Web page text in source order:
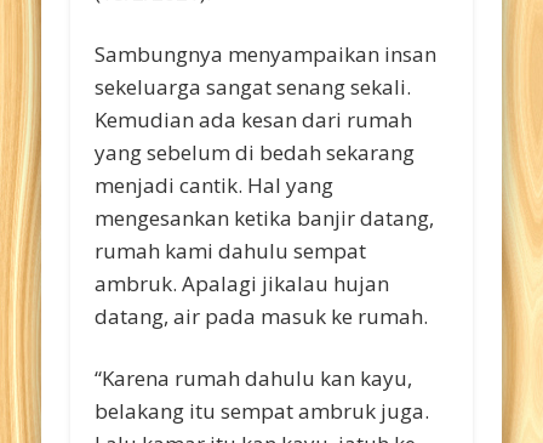
Sambungnya menyampaikan insan
sekeluarga sangat senang sekali.
Kemudian ada kesan dari rumah
yang sebelum di bedah sekarang
menjadi cantik. Hal yang
mengesankan ketika banjir datang,
rumah kami dahulu sempat
ambruk. Apalagi jikalau hujan
datang, air pada masuk ke rumah.
“Karena rumah dahulu kan kayu,
belakang itu sempat ambruk juga.